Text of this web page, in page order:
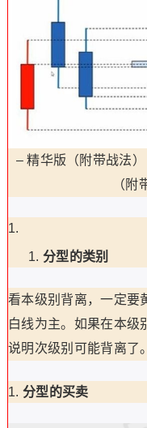
–精华版（附带战法
（附
分型的类别
看本级别背离，一定要
白线为主。如果在本级
说明次级别可能背离了
分型的买卖